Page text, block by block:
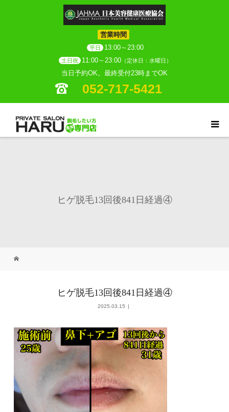
営業時間
平日 13:00～23:00
土日祝 11:00～23:00 （定休日：水曜日）
当日予約OK。最終受付23時までOK
052-717-5421
ヒゲ脱毛13回後841日経過④
ヒゲ脱毛13回後841日経過④
2025.03.15